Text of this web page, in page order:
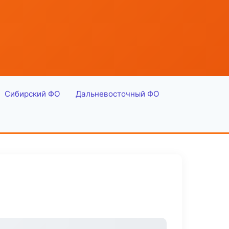
Сибирский ФО Дальневосточный ФО